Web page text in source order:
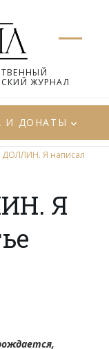
ЖУРНАЛ
И ДОНАТЫ
ДОЛЛИН. Я написал
Я